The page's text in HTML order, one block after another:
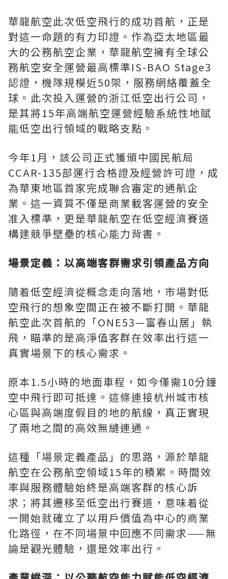
華龍航空此次低空飛行的成功首航，正是
對這一命題的有力印證。作為亞太地區最
大的公務航空企業，華龍航空擁有全球公
務航空安全運營最高標準IS-BAO Stage3
認證，機隊規模近50架，服務網絡覆蓋全
球。此次投入運營的浙江低空出行公司，
是其將15年高端航空運營經驗系統性地賦
能低空出行領域的戰略支點。
今年1月，該公司正式獲頒中國民航局
CCAR-135部運行合格證及經營許可證，成
為華東地區首家完成聯合審定的通航企
業。這一資質不僅是商業載客運營的安全
准入標準，更是華龍航空在低空經濟賽道
構建競爭壁壘的核心能力背書。
場景定義：以高端客群需求引領產品方向
隨着低空經濟從概念走向落地，市場對低
空飛行的想象空間正在被不斷打開。華龍
航空此次首航的「ONE53—富春山居」執
飛，瞄準的是高淨值客群在效率出行這一
真實場景下的核心需求。
原本1.5小時的地面車程，如今僅需10分鐘
空中飛行即可抵達。這條連接杭州城市核
心區與高端度假目的地的航線，真正實現
了兩地之間的高效無縫連通。
這種「場景定義產品」的思路，源於華龍
航空在公務航空領域15年的積累。時間效
率與服務體驗始終是高端客群的核心訴
求；將其遷移至低空出行賽道，意味着從
一開始就確立了以用戶價值為中心的商業
化路徑，在不同場景中回應不同需求——無
論是觀光體驗，還是效率出行。